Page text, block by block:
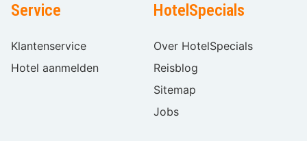
Service
Klantenservice
Hotel aanmelden
HotelSpecials
Over HotelSpecials
Reisblog
Sitemap
Jobs